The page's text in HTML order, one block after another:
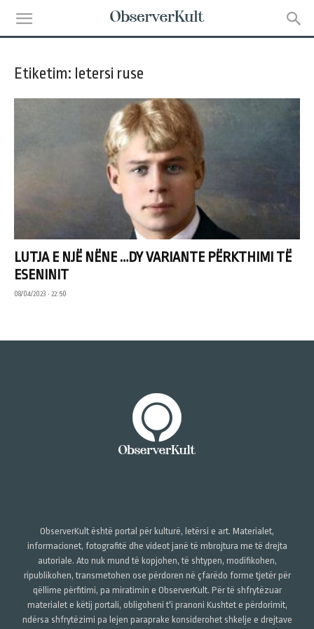
Etiketim: letersi ruse
LUTJA E NJË NËNE …DY VARIANTE PËRKTHIMI TË
ESENINIT
08/04/2023 • 22:50
ObserverKult është portal për kulturë, letërsi e art. Materialet,
informacionet, fotografitë dhe videot janë të mbrojtura me të drejta
autoriale. Ato nuk mund të kopjohen, të shtypen, modifikohen,
ripublikohen, transmetohen ose përdoren në çfarëdo forme tjetër për
qëllime përfitimi, pa miratimin e ObserverKult. Për të shfrytëzuar
materialet e këtij portali, obligoheni t'i pranoni Kushtet e përdorimit,
ndërsa shfrytëzimi pa lejen paraprake konsiderohet shkelje e drejtave